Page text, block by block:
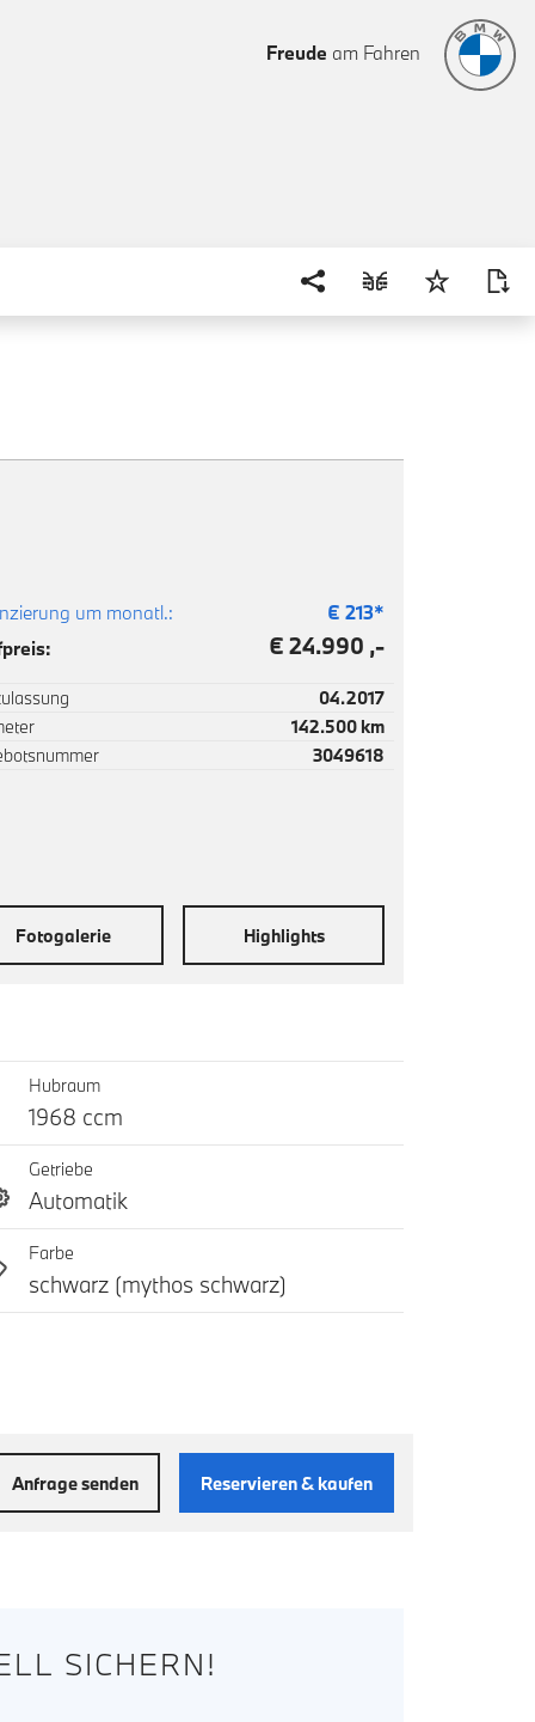
Freude am Fahren
um monatl.: € 213*
€ 24.990 ,-
04.2017
142.500 km
3049618
Fotogalerie Highlights
Hubraum
1968 ccm
Getriebe
Automatik
Farbe
schwarz (mythos schwarz)
Anfrage senden Reservieren & kaufen
SICHERN!